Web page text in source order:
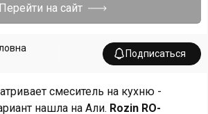
Перейти на сайт
Подписаться
смеситель на кухню -
нашла на Али. Rozin RO-